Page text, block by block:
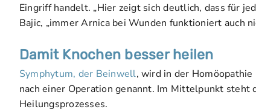
Eingriff handelt. „Hier zeigt sich deutlich, dass für
Bajic, „immer Arnica bei Wunden funktioniert auch
Damit Knochen besser heilen
Symphytum, der Beinwell, wird in der
nach einer Operation genannt. Im Mittelpunkt steht
Heilungsprozesses.